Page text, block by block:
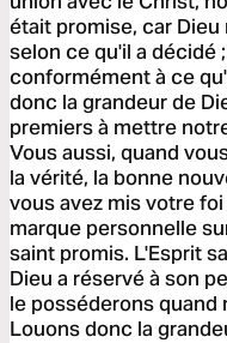
était promise, car Dieu
selon ce qu'il a décidé
conformément à ce
donc la grandeur de
premiers à mettre
Vous aussi, quand
la vérité, la bonne
vous avez mis votre
marque personnelle
saint promis. L'Esprit
Dieu a réservé à son
le posséderons
Louons donc la